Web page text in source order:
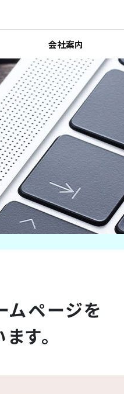
会社案内
ムページを
す。